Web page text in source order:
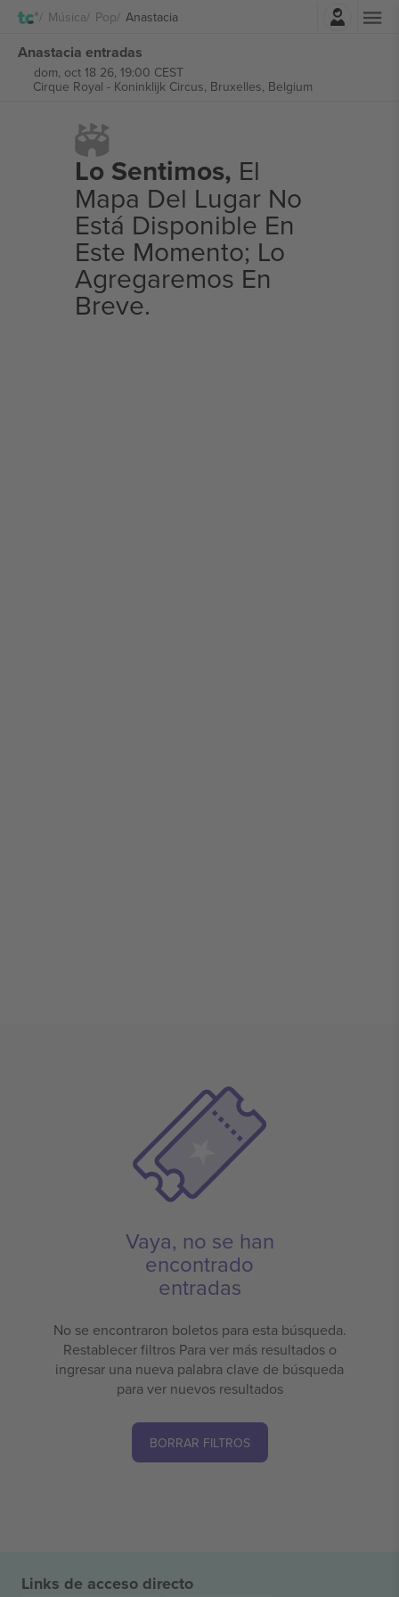
Música Pop Anastacia
Anastacia entradas
dom, oct 18 26, 19:00 CEST
Cirque Royal - Koninklijk Circus, Bruxelles, Belgium
Lo Sentimos, El
Mapa Del Lugar No
Está Disponible En
Este Momento; Lo
Agregaremos En
Breve.
Vaya, no se han
encontrado
entradas
No se encontraron boletos para esta búsqueda.
Restablecer filtros Para ver más resultados o
ingresar una nueva palabra clave de búsqueda
para ver nuevos resultados
BORRAR FILTROS
Links de acceso directo